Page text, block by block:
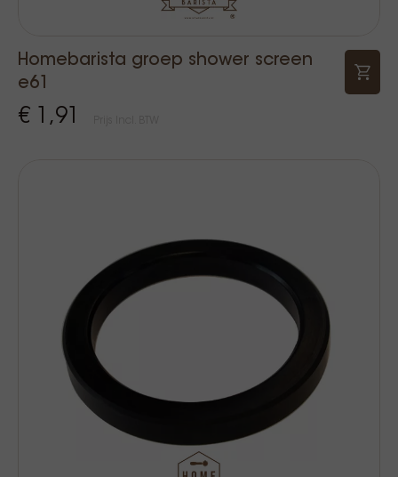
Homebarista groep shower screen
e61
€ 1,91